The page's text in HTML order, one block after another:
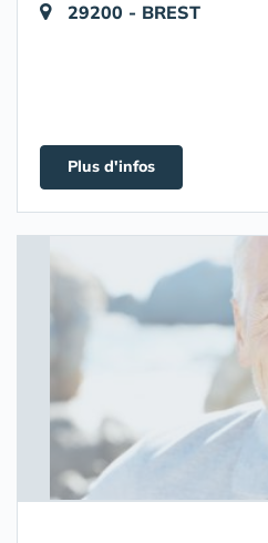
29200 - BREST
Plus d'infos